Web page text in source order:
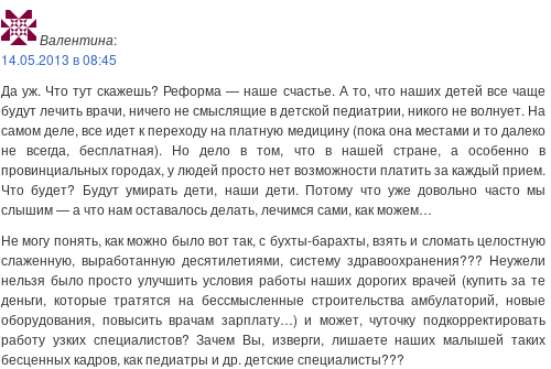
Валентина:
14.05.2013 в 08:45
Да уж. Что тут скажешь? Реформа — наше счастье. А то, что наших детей все чаще
будут лечить врачи, ничего не смыслящие в детской педиатрии, никого не волнует. На
самом деле, все идет к переходу на платную медицину (пока она местами и то далеко
не всегда, бесплатная). Но дело в том, что в нашей стране, а особенно в
провинциальных городах, у людей просто нет возможности платить за каждый прием.
Что будет? Будут умирать дети, наши дети. Потому что уже довольно часто мы
слышим — а что нам оставалось делать, лечимся сами, как можем…
Не могу понять, как можно было вот так, с бухты-барахты, взять и сломать целостную
слаженную, выработанную десятилетиями, систему здравоохранения??? Неужели
нельзя было просто улучшить условия работы наших дорогих врачей (купить за те
деньги, которые тратятся на бессмысленные строительства амбулаторий, новые
оборудования, повысить врачам зарплату…) и может, чуточку подкорректировать
работу узких специалистов? Зачем Вы, изверги, лишаете наших малышей таких
бесценных кадров, как педиатры и др. детские специалисты???